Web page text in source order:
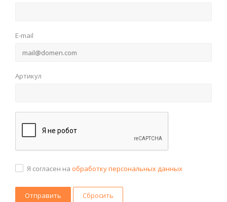
E-mail
Артикул
Я согласен на обработку персональных данных
Сбросить